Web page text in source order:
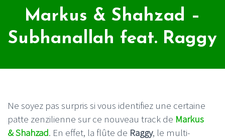
Markus & Shahzad –
Subhanallah feat. Raggy
Ne soyez pas surpris si vous identifiez une certaine
patte zenzilienne sur ce nouveau track de Markus
& Shahzad. En effet, la flûte de Raggy, le multi-